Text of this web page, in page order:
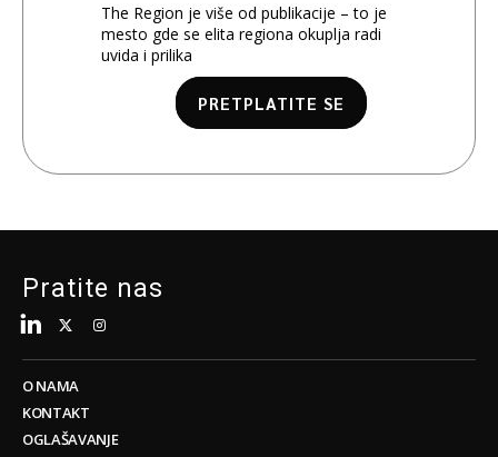
The Region je više od publikacije – to je
mesto gde se elita regiona okuplja radi
uvida i prilika
PRETPLATITE SE
Pratite nas
O NAMA
KONTAKT
OGLAŠAVANJE